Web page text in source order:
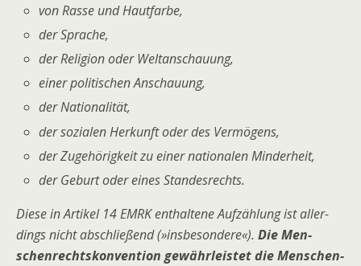
von Ras­se und Hautfarbe,
der Spra­che,
der Reli­gi­on oder Weltanschauung,
einer poli­ti­schen Anschauung,
der Natio­na­li­tät,
der sozia­len Her­kunft oder des Vermögens,
der Zuge­hö­rig­keit zu einer natio­na­len Minderheit,
der Geburt oder eines Standesrechts.
Die­se in Arti­kel 14 EMRK ent­hal­te­ne Auf­zäh­lung ist aller­
dings nicht abschlie­ßend (»ins­be­son­de­re«). Die Men­
schen­rechts­kon­ven­ti­on gewähr­leis­tet die Men­schen­